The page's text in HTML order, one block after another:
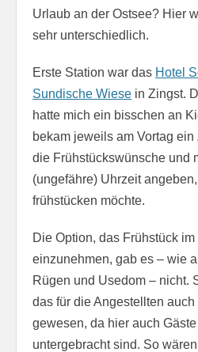
Urlaub an der Ostsee? Hier
sehr unterschiedlich.
Erste Station war das Hotel
Sundische Wiese in Zingst.
hatte mich ein bisschen an
bekam jeweils am Vortag ein
die Frühstückswünsche und
(ungefähre) Uhrzeit
frühstücken möchte.
Die Option, das Frühstück
einzunehmen, gab es – wie
Rügen und Usedom – nicht.
das für die Angestellten
gewesen, da hier auch
untergebracht sind. So